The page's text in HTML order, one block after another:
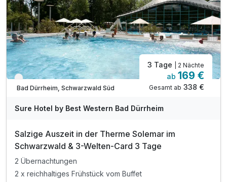
inkl. WLAN
Verfügbar bis Dezember
Bad Dürrheim, Schwarzwald Süd
3 Tage | 2 Nächte
ab 169 €
Gesamt ab 338 €
Sure Hotel by Best Western Bad Dürrheim
Salzige Auszeit in der Therme Solemar im
Schwarzwald & 3-Welten-Card 3 Tage
2 Übernachtungen
2 x reichhaltiges Frühstück vom Buffet